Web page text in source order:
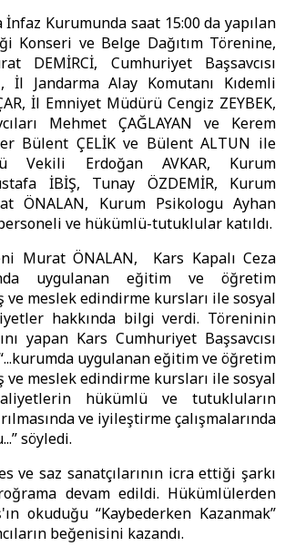
İnfaz Kurumunda saat 15:00 da yapılan
Konseri ve Belge Dağıtım Törenine,
DEMİRCİ, Cumhuriyet Başsavcısı
İl Jandarma Alay Komutanı Kıdemli
İl Emniyet Müdürü Cengiz ZEYBEK,
Mehmet ÇAĞLAYAN ve Kerem
Bülent ÇELİK ve Bülent ALTUN ile
Vekili Erdoğan AVKAR, Kurum
İBİŞ, Tunay ÖZDEMİR, Kurum
ÖNALAN, Kurum Psikologu Ayhan
ve hükümlü-tutuklular katıldı.
Murat ÖNALAN, Kars Kapalı Ceza
uygulanan eğitim ve öğretim
ve meslek edindirme kursları ile sosyal
hakkında bilgi verdi. Töreninin
yapan Kars Cumhuriyet Başsavcısı
uygulanan eğitim ve öğretim
ve meslek edindirme kursları ile sosyal
hükümlü ve tutukluların
ve iyileştirme çalışmalarında
söyledi.
ve saz sanatçılarının icra ettiği şarkı
devam edildi. Hükümlülerden
okuduğu “Kaybederken Kazanmak”
beğenisini kazandı.